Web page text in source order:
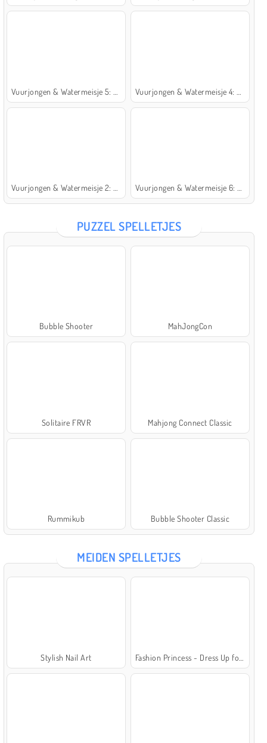
PUZZEL SPELLETJES
Bubble Shooter MahJongCon
Solitaire FRVR Mahjong Connect Classic
Rummikub Bubble Shooter Classic
MEIDEN SPELLETJES
Stylish Nail Art